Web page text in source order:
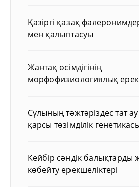
Қазіргі қазақ
мен қалыптасуы
Жантақ өсімдігінің
морфофизиологиялық
Сұлының тәжтәріздес тат
қарсы төзімділік
Кейбір сәндік балықтарды
көбейту ерекшеліктері